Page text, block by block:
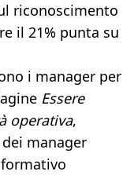
riconoscimento
il 21% punta su
i manager per
Essere
operativa,
dei manager